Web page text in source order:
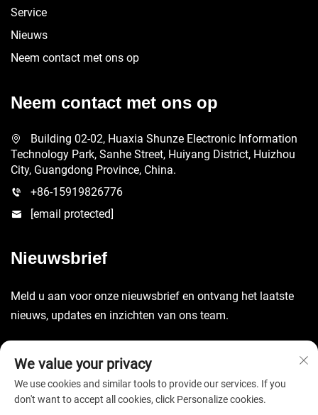
Service
Nieuws
Neem contact met ons op
Neem contact met ons op
Building 02-02, Huaxia Shunze Electronic Information
Technology Park, Sanhe Street, Huiyang District, Huizhou
City, Guangdong Province, China.
+86-15919826776
[email protected]
Nieuwsbrief
Meld u aan voor onze nieuwsbrief en ontvang het laatste
nieuws, updates en inzichten van ons team.
We value your privacy
We use cookies and similar tools to provide our services. If you
don't want to accept all cookies, click Personalize cookies.